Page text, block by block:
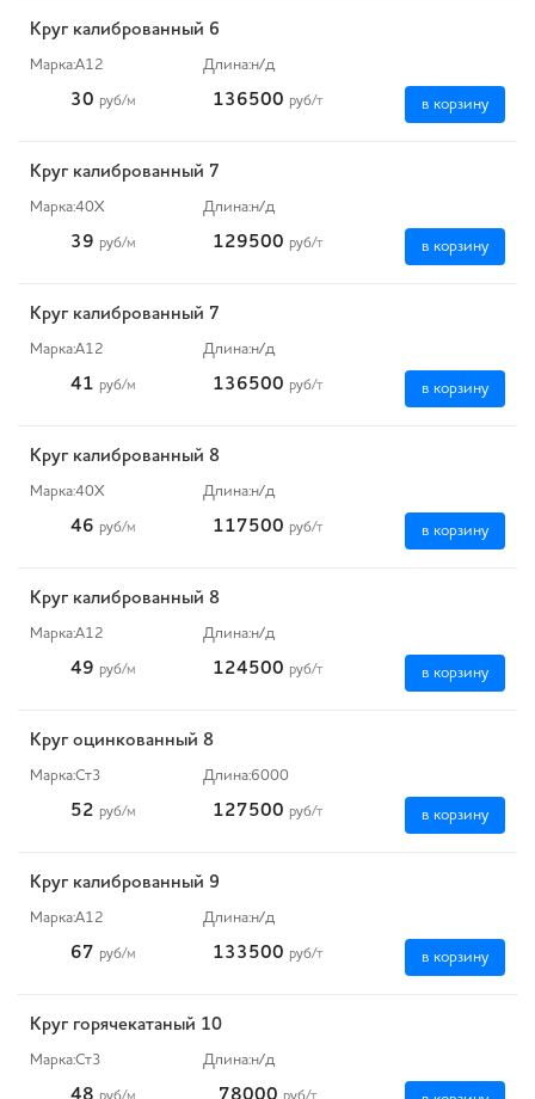
Круг калиброванный 6
Марка:А12 Длина:н/д
30 руб/м 136500 руб/т в корзину
Круг калиброванный 7
Марка:40Х Длина:н/д
39 руб/м 129500 руб/т в корзину
Круг калиброванный 7
Марка:А12 Длина:н/д
41 руб/м 136500 руб/т в корзину
Круг калиброванный 8
Марка:40Х Длина:н/д
46 руб/м 117500 руб/т в корзину
Круг калиброванный 8
Марка:А12 Длина:н/д
49 руб/м 124500 руб/т в корзину
Круг оцинкованный 8
Марка:Ст3 Длина:6000
52 руб/м 127500 руб/т в корзину
Круг калиброванный 9
Марка:А12 Длина:н/д
67 руб/м 133500 руб/т в корзину
Круг горячекатаный 10
Марка:Ст3 Длина:н/д